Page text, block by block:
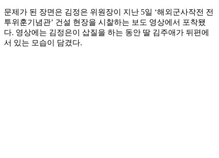
문제가 된 장면은 김정은 위원장이 지난 5일 ‘해외군사작전 전
투위훈기념관’ 건설 현장을 시찰하는 보도 영상에서 포착됐
다. 영상에는 김정은이 삽질을 하는 동안 딸 김주애가 뒤편에
서 있는 모습이 담겼다.